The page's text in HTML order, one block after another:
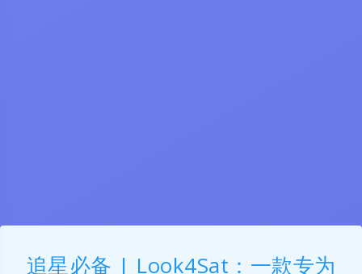
追星必备 | Look4Sat：一款专为